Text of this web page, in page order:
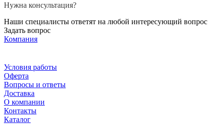
Нужна консультация?
Наши специалисты ответят на любой интересующий вопрос
Задать вопрос
Компания
Условия работы
Оферта
Вопросы и ответы
Доставка
О компании
Контакты
Каталог